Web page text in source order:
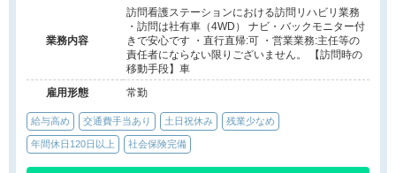
業務内容
訪問看護ステーションにおける訪問リハビリ業務
・訪問は社有車（4WD） ナビ・バックモニター付
きで安心です ・直行直帰:可 ・営業業務:主任等の
責任者にならない限りございません。 【訪問時の
移動手段】車
雇用形態
常勤
給与高め 交通費手当あり 土日祝休み 残業少なめ
年間休日120日以上 社会保険完備